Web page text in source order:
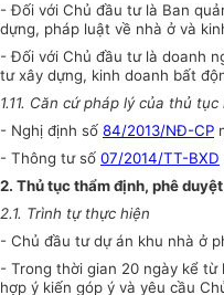
- Đối với Chủ đầu tư là Ban
dựng, pháp luật về nhà ở và
- Đối với Chủ đầu tư là doanh
tư xây dựng, kinh doanh bất
1.11. Căn cứ pháp lý của thủ
- Nghị định số 84/2013/NĐ-CP
- Thông tư số 07/2014/TT-BXD
2. Thủ tục thẩm định, phê
2.1. Trình tự thực hiện
- Chủ đầu tư dự án khu nhà ở
- Trong thời gian 20 ngày kể từ
hợp ý kiến góp ý và yêu cầu